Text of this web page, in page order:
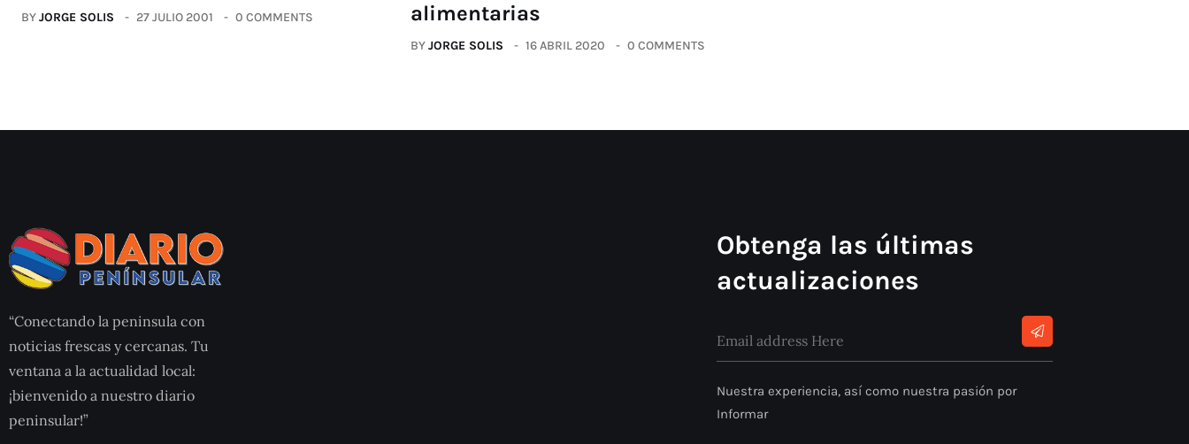
BYJORGE SOLIS 27 JULIO 2001 0 COMMENTS
alimentarias
BYJORGE SOLIS 16 ABRIL 2020 0 COMMENTS
“Conectando la peninsula con
noticias frescas y cercanas. Tu
ventana a la actualidad local:
¡bienvenido a nuestro diario
peninsular!”
Obtenga las últimas
actualizaciones
Nuestra experiencia, así como nuestra pasión por
Informar